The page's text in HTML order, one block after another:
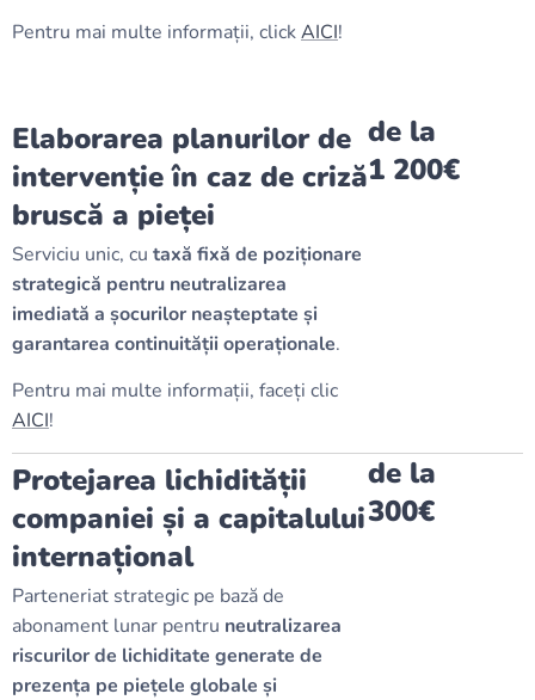
Pentru mai multe informații, clickAICI!
Elaborarea planurilor de
intervenție în caz de criză
bruscă a pieței
Serviciu unic, cu taxă fixă de poziționare
strategică pentru neutralizarea
imediată a șocurilor neașteptate și
garantarea continuității operaționale.
Pentru mai multe informații, faceți clic
AICI!
de la
1 200€
Protejarea lichidității
companiei și a capitalului
internațional
Parteneriat strategic pe bază de
abonament lunar pentru neutralizarea
riscurilor de lichiditate generate de
prezența pe piețele globale și
de la
300€